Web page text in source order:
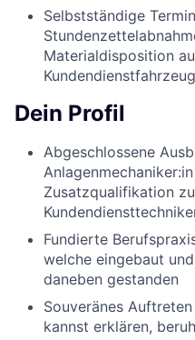
Selbstständige
Materialdisposition
Dein Profil
Abgeschlossene
Zusatzqualifikation
Fundierte
welche eingebaut
daneben gestanden
Souveränes
kannst erklären,